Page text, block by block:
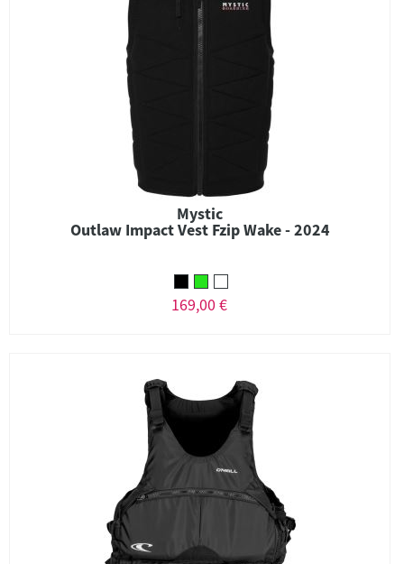
Mystic
Outlaw Impact Vest Fzip Wake - 2024
169,00 €